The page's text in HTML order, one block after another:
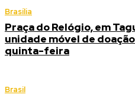
Brasília
Praça do Relógio, em
unidade móvel de
quinta-feira
Brasil